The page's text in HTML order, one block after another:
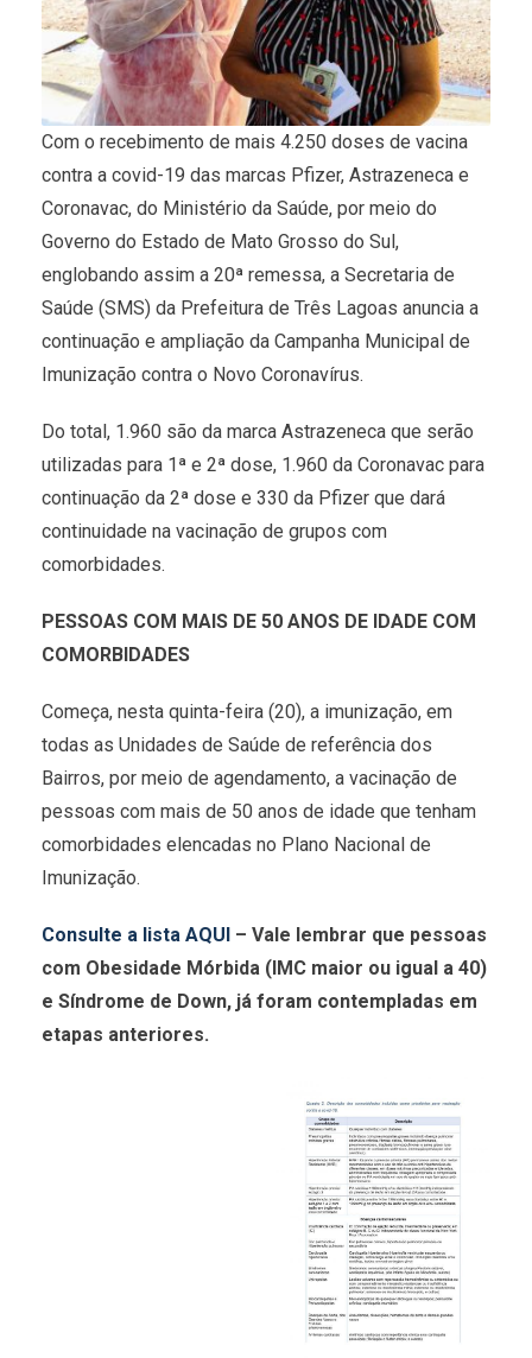
Com o recebimento de mais 4.250 doses de vacina
contra a covid-19 das marcas Pfizer, Astrazeneca e
Coronavac, do Ministério da Saúde, por meio do
Governo do Estado de Mato Grosso do Sul,
englobando assim a 20ª remessa, a Secretaria de
Saúde (SMS) da Prefeitura de Três Lagoas anuncia a
continuação e ampliação da Campanha Municipal de
Imunização contra o Novo Coronavírus.
Do total, 1.960 são da marca Astrazeneca que serão
utilizadas para 1ª e 2ª dose, 1.960 da Coronavac para
continuação da 2ª dose e 330 da Pfizer que dará
continuidade na vacinação de grupos com
comorbidades.
PESSOAS COM MAIS DE 50 ANOS DE IDADE COM
COMORBIDADES
Começa, nesta quinta-feira (20), a imunização, em
todas as Unidades de Saúde de referência dos
Bairros, por meio de agendamento, a vacinação de
pessoas com mais de 50 anos de idade que tenham
comorbidades elencadas no Plano Nacional de
Imunização.
Consulte a lista AQUI – Vale lembrar que pessoas
com Obesidade Mórbida (IMC maior ou igual a 40)
e Síndrome de Down, já foram contempladas em
etapas anteriores.